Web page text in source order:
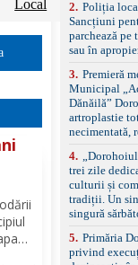
Local
2. Poliția
Sancțiuni
parchează pe
sau în
3. Premieră
Municipal
Dănăilă”
artroplastie
necimentată,
4.
trei zile
culturii și
tradiții. Un
singură
5. Primăria
privind